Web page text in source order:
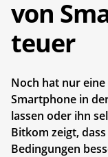
von
teuer
Noch hat nur
Smartphone in
lassen oder ihn
Bitkom zeigt,
Bedingungen